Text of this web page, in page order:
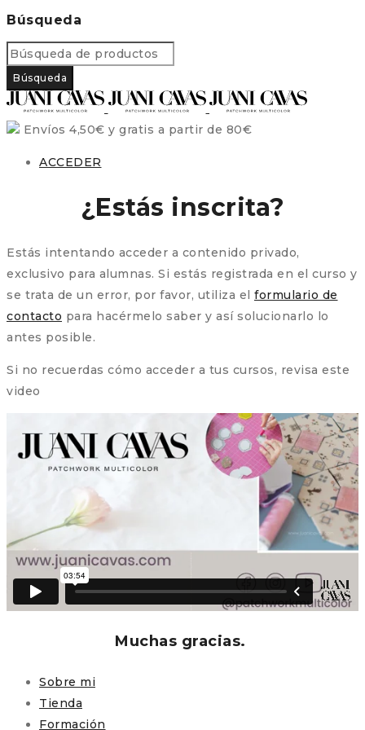
Búsqueda
Envíos 4,50€ y gratis a partir de 80€
ACCEDER
¿Estás inscrita?
Estás intentando acceder a contenido privado,
exclusivo para alumnas. Si estás registrada en el curso y
se trata de un error, por favor, utiliza el formulario de
contacto para hacérmelo saber y así solucionarlo lo
antes posible.
Si no recuerdas cómo acceder a tus cursos, revisa este
video
Muchas gracias.
Sobre mi
Tienda
Formación